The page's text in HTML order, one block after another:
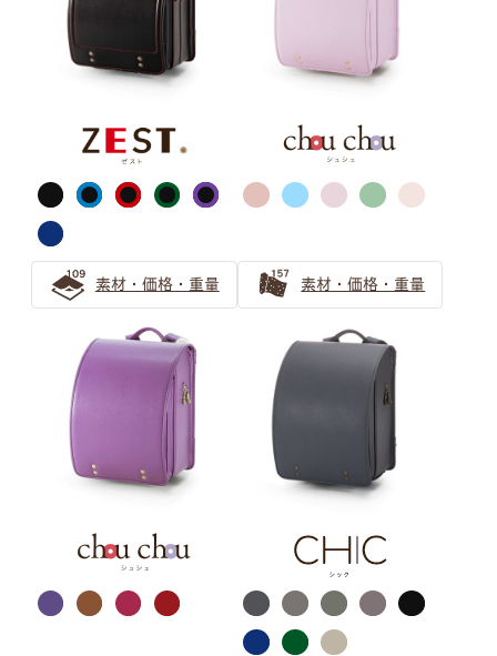
ピンク サックス（水色）
ブルー・ネイビー ブラック
萬勇鞄ランドセル
素材・価格・重量 素材・価格・重量